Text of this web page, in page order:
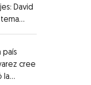
David
país
cree
la